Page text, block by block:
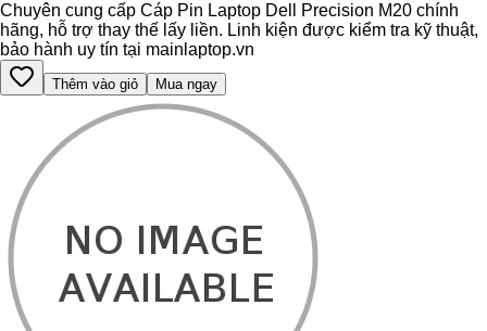
Chuyên cung cấp Cáp Pin Laptop Dell Precision M20 chính
hãng, hỗ trợ thay thế lấy liền. Linh kiện được kiểm tra kỹ thuật,
bảo hành uy tín tại mainlaptop.vn
Thêm vào giỏ Mua ngay